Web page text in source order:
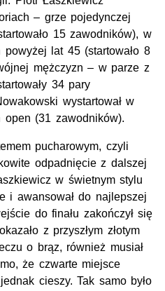
– grze pojedynczej
15 zawodników), w
lat 45 (startowało 8
mężczyzn – w parze z
34 pary
wystartował w
open (31 zawodników).
pucharowym, czyli
odpadnięcie z dalszej
w świetnym stylu
i awansował do najlepszej
do finału zakończył się
z przyszłym złotym
o brąz, również musiał
że czwarte miejsce
cieszy. Tak samo było